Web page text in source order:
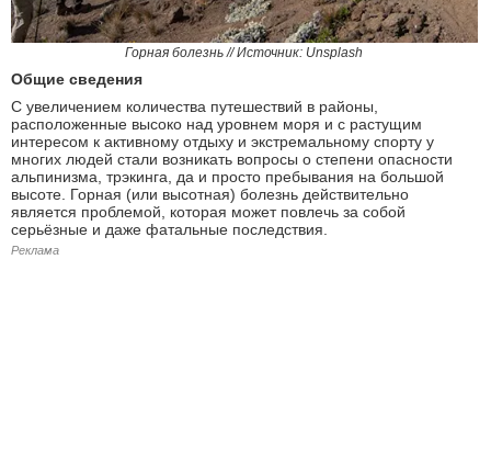
Горная болезнь // Источник: Unsplash
Общие сведения
С увеличением количества путешествий в районы,
расположенные высоко над уровнем моря и с растущим
интересом к активному отдыху и экстремальному спорту у
многих людей стали возникать вопросы о степени опасности
альпинизма, трэкинга, да и просто пребывания на большой
высоте. Горная (или высотная) болезнь действительно
является проблемой, которая может повлечь за собой
серьёзные и даже фатальные последствия.
Реклама